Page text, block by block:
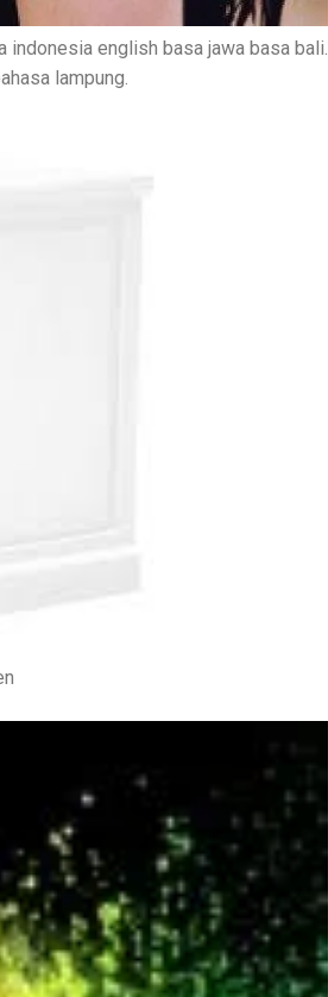
indonesia english basa jawa basa bali.
lampung.